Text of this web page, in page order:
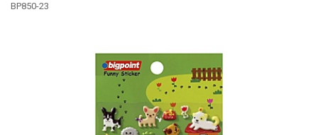
BP850-23